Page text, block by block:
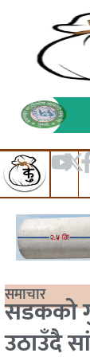
समाचार
सडकको
उठाउँदै